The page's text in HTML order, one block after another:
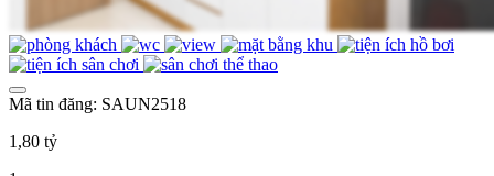
Mã tin đăng: SAUN2518
1,80 tỷ